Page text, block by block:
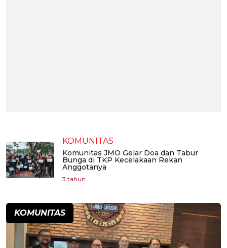
KOMUNITAS
Komunitas JMO Gelar Doa dan Tabur
Bunga di TKP Kecelakaan Rekan
Anggotanya
3 tahun
KOMUNITAS